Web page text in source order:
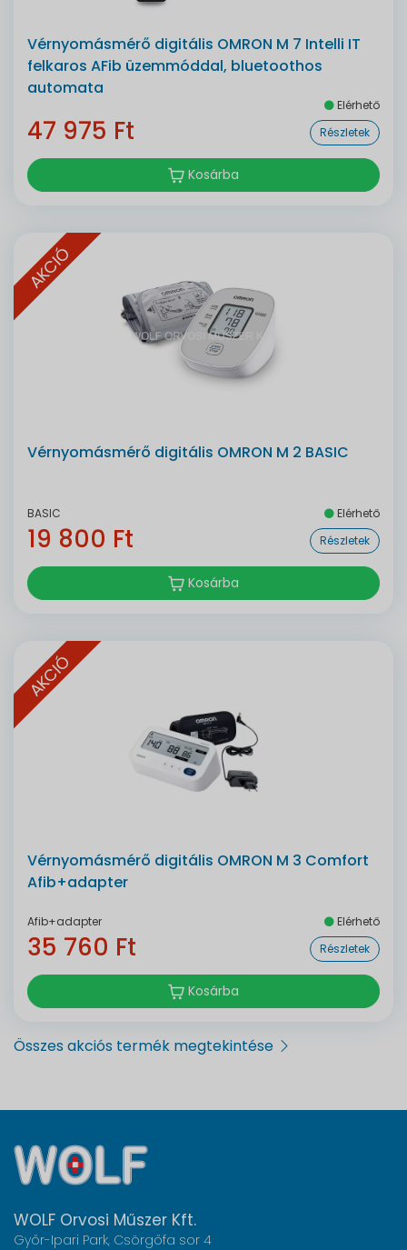
Vérnyomásmérő digitális OMRON M 7 Intelli IT
felkaros AFib üzemmóddal, bluetoothos
automata
Elérhető
47 975 Ft Részletek
Kosárba
AKCIÓ
Vérnyomásmérő digitális OMRON M 2 BASIC
BASIC Elérhető
19 800 Ft Részletek
Kosárba
AKCIÓ
Vérnyomásmérő digitális OMRON M 3 Comfort
Afib+adapter
Afib+adapter Elérhető
35 760 Ft Részletek
Kosárba
Összes akciós termék megtekintése
WOLF Orvosi Műszer Kft.
Győr-Ipari Park, Csörgőfa sor 4